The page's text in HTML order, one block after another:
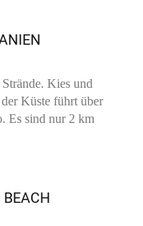
Kies und
Küste führt über
Es sind nur 2 km
BEACH